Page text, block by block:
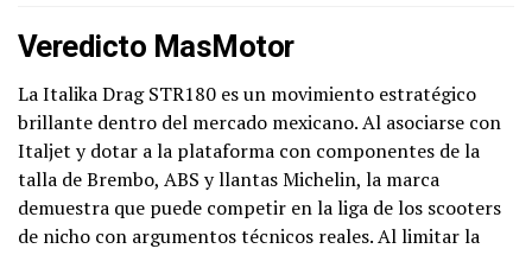
Veredicto MasMotor
La Italika Drag STR180 es un movimiento estratégico
brillante dentro del mercado mexicano. Al asociarse con
Italjet y dotar a la plataforma con componentes de la
talla de Brembo, ABS y llantas Michelin, la marca
demuestra que puede competir en la liga de los scooters
de nicho con argumentos técnicos reales. Al limitar la